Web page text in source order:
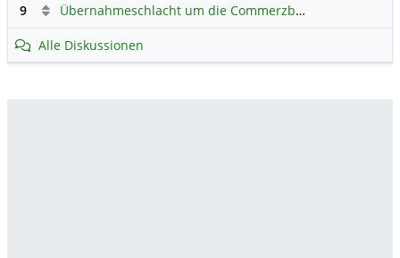
9 Übernahmeschlacht um die Commerzbank: UniCredit droht dem Frankfurter Vorstand mit Rauswurf
Alle Diskussionen